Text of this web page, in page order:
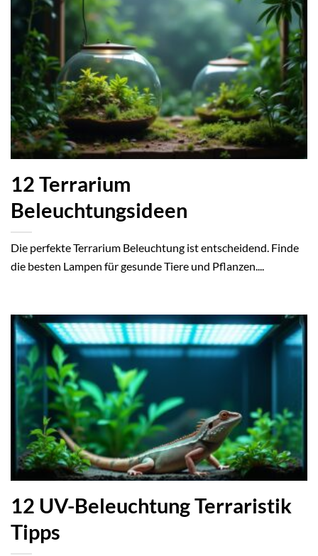
12 Terrarium
Beleuchtungsideen
Die perfekte Terrarium Beleuchtung ist entscheidend. Finde
die besten Lampen für gesunde Tiere und Pflanzen....
12 UV-Beleuchtung Terraristik
Tipps